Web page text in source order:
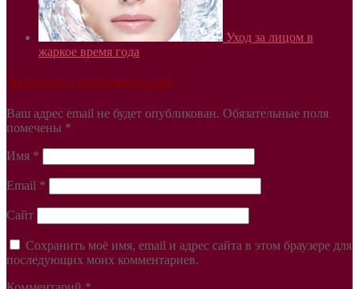
Уход за лицом в
жаркое время года
Добавить комментарий
Ваш адрес email не будет опубликован. Обязательные поля
помечены *
Имя *
Email *
Сайт
Сохранить моё имя, email и адрес сайта в этом браузере для
последующих моих комментариев.